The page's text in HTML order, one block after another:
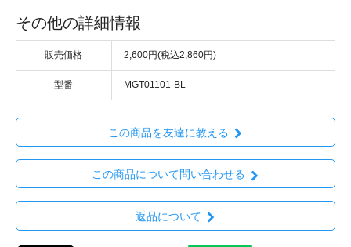
その他の詳細情報
販売価格 2,600円(税込2,860円)
型番 MGT01101-BL
この商品を友達に教える
この商品について問い合わせる
返品について